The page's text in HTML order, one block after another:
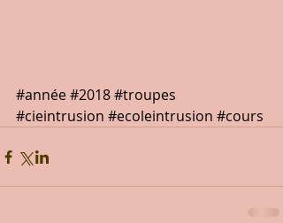
#année#2018#troupes
#cieintrusion #ecoleintrusion #cours